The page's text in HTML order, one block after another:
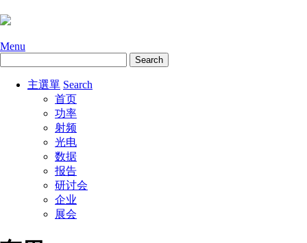
Menu
主選單 Search
首页
功率
射频
光电
数据
报告
研讨会
企业
展会